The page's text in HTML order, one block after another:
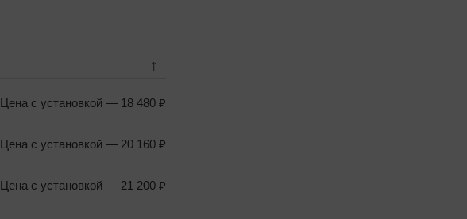
↑
Цена с установкой — 18 480 ₽
Цена с установкой — 20 160 ₽
Цена с установкой — 21 200 ₽